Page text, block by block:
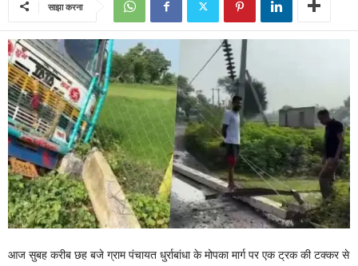
साझा करना
आज सुबह करीब छह बजे ग्राम पंचायत धुर्राबांधा के मोपका मार्ग पर एक ट्रक की टक्कर से